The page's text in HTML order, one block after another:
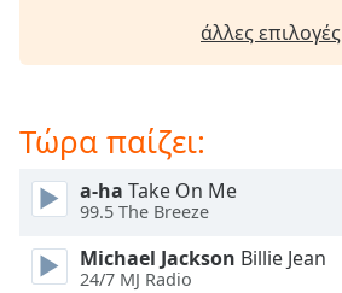
dialog
will
cancel
and
close
window.
άλλες επιλογές
Τώρα παίζει:
a-ha Take On Me
99.5 The Breeze
Michael Jackson Billie Jean
24/7 MJ Radio